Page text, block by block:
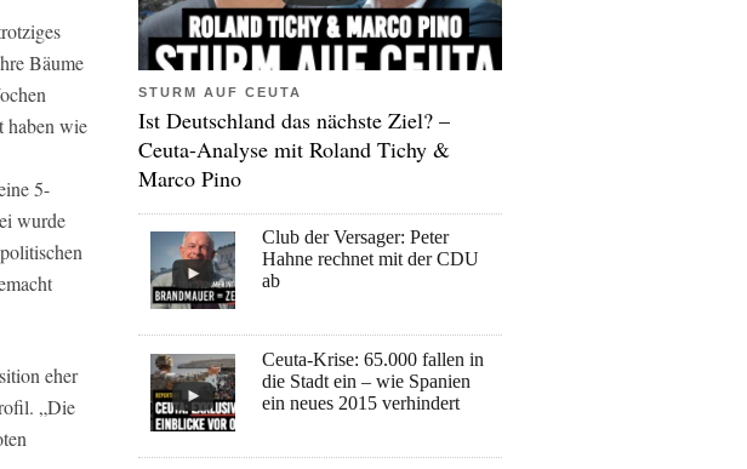
Bäume
haben wie
5-
wurde
eher
„Die
STURM AUF CEUTA
Ist Deutschland das nächste Ziel? –
Ceuta-Analyse mit Roland Tichy &
Marco Pino
Club der Versager: Peter
Hahne rechnet mit der CDU
ab
Ceuta-Krise: 65.000 fallen in
die Stadt ein – wie Spanien
ein neues 2015 verhindert